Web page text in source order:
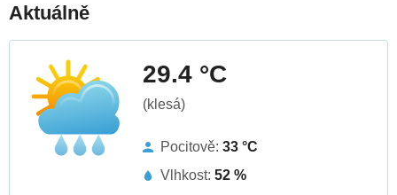
Aktuálně
29.4 °C
(klesá)
Pocitově: 33 °C
Vlhkost: 52 %